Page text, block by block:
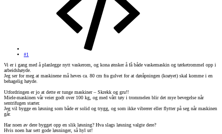
#1
Vi er i gang med å planlegge nytt vaskerom, og kona ønsker å få både vaskemaskin og tørketrommel opp i
arbeidshøyde.
Jeg ser for meg at maskinene må heves ca. 80 cm fra gulvet for at døråpningen (koøyet) skal komme i en
behagelig høyde.
Utfordringen er jo at dette er tunge maskiner – Skrekk og gru!!
Miele-maskinen vår veier godt over 100 kg, og med vått tøy i trommelen blir det mye bevegelse når
sentrifugen starter.
Jeg vil bygge en løsning som både er solid og trygg, og som ikke vibrerer eller flytter på seg når maskinen
går.
Har noen av dere bygget opp en slik løsning? Hva slags løsning valgte dere?
Hvis noen har sett gode løsninger, så hyl ut!